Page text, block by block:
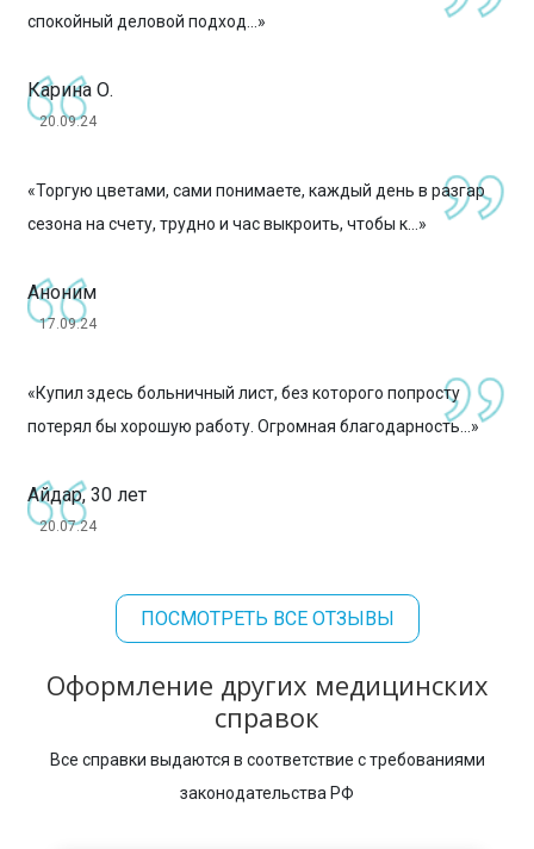
спокойный деловой подход...»
Карина О.
20.09.24
«Торгую цветами, сами понимаете, каждый день в разгар
сезона на счету, трудно и час выкроить, чтобы к...»
Аноним
17.09.24
«Купил здесь больничный лист, без которого попросту
потерял бы хорошую работу. Огромная благодарность...»
Айдар, 30 лет
20.07.24
ПОСМОТРЕТЬ ВСЕ ОТЗЫВЫ
Оформление других медицинских
справок
Все справки выдаются в соответствие с требованиями
законодательства РФ